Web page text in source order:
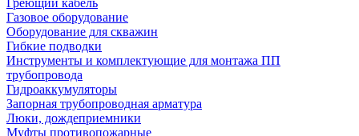
Греющий кабель
Газовое оборудование
Оборудование для скважин
Гибкие подводки
Инструменты и комплектующие для монтажа ПП
трубопровода
Гидроаккумуляторы
Запорная трубопроводная арматура
Люки, дождеприемники
Муфты противопожарные